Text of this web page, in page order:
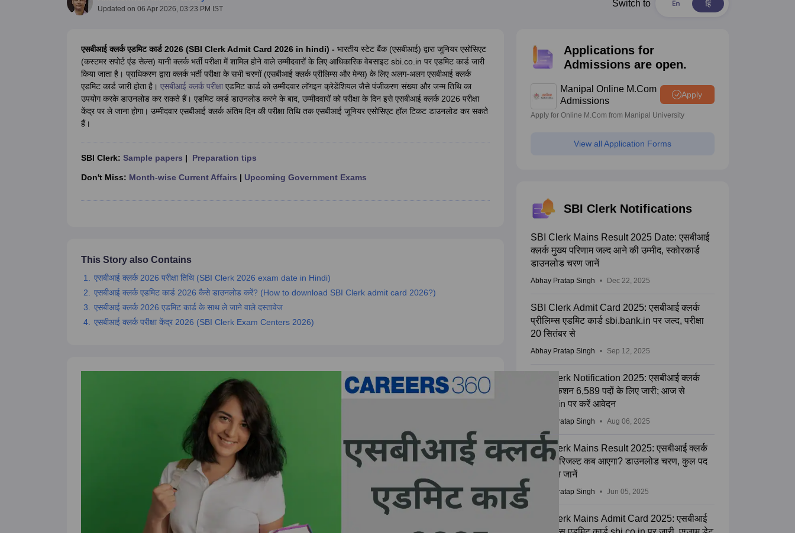
SSC CHSL Exam GuideSSC CGL Exam GuideCDS Exam Guide
UGC NET Exam OverviewUGC NET Application formUGC NET Admit CardUGC NET ResultUGC NET CutoffUGC NET SyllabusUGC NET Exam PatternUGC NET Question Papers
BPSC Exam OverviewBPSC Application formBPSC Admit CardBPSC ResultBPSC CutoffBPSC SyllabusBPSC Exam PatternBPSC Question Papers
Medicine and Allied Science
Animation and Design
Updated on 06 Apr 2026, 03:23 PM IST
Switch to
एसबीआई क्लर्क एडमिट कार्ड 2026 (SBI Clerk Admit Card 2026 in hindi) - भारतीय स्टेट बैंक (एसबीआई) द्वारा जूनियर एसोसिएट
(कस्टमर सपोर्ट एंड सेल्स) यानी क्लर्क भर्ती परीक्षा में शामिल होने वाले उम्मीदवारों के लिए आधिकारिक वेबसाइट sbi.co.in पर एडमिट कार्ड जारी
किया जाता है। प्राधिकरण द्वारा क्लर्क भर्ती परीक्षा के सभी चरणों (एसबीआई क्लर्क प्रीलिम्स और मेन्स) के लिए अलग-अलग एसबीआई क्लर्क
एडमिट कार्ड जारी होता है। एसबीआई क्लर्क परीक्षाएडमिट कार्ड को उम्मीदवार लॉगइन क्रेडेंशियल जैसे पंजीकरण संख्या और जन्म तिथि का
उपयोग करके डाउनलोड कर सकते हैं। एडमिट कार्ड डाउनलोड करने के बाद, उम्मीदवारों को परीक्षा के दिन इसे एसबीआई क्लर्क 2026 परीक्षा
केंद्र पर ले जाना होगा। उम्मीदवार एसबीआई क्लर्क अंतिम दिन की परीक्षा तिथि तक एसबीआई जूनियर एसोसिएट हॉल टिकट डाउनलोड कर सकते
हैं।
SBI Clerk: Sample papers | Preparation tips
Don't Miss: Month-wise Current Affairs | Upcoming Government Exams
This Story also Contains
एसबीआई क्लर्क 2026 परीक्षा तिथि (SBI Clerk 2026 exam date in Hindi)
एसबीआई क्लर्क एडमिट कार्ड 2026 कैसे डाउनलोड करें? (How to download SBI Clerk admit card 2026?)
एसबीआई क्लर्क 2026 एडमिट कार्ड के साथ ले जाने वाले दस्तावेज
एसबीआई क्लर्क परीक्षा केंद्र 2026 (SBI Clerk Exam Centers 2026)
Applications for
Admissions are open.
Manipal Online M.Com
Admissions
Apply
Apply for Online M.Com from Manipal University
View all Application Forms
SBI Clerk Notifications
SBI Clerk Mains Result 2025 Date: एसबीआई
क्लर्क मुख्य परिणाम जल्द आने की उम्मीद, स्कोरकार्ड
डाउनलोड चरण जानें
Abhay Pratap Singh Dec 22, 2025
SBI Clerk Admit Card 2025: एसबीआई क्लर्क
प्रीलिम्स एडमिट कार्ड sbi.bank.in पर जल्द, परीक्षा
20 सितंबर से
Abhay Pratap Singh Sep 12, 2025
SBI Clerk Notification 2025: एसबीआई क्लर्क
नोटिफिकेशन 6,589 पदों के लिए जारी; आज से
sbi.co.in पर करें आवेदन
Abhay Pratap Singh Aug 06, 2025
SBI Clerk Mains Result 2025: एसबीआई क्लर्क
मेन्स का रिजल्ट कब आएगा? डाउनलोड चरण, कुल पद
और वेतन जानें
Abhay Pratap Singh Jun 05, 2025
SBI Clerk Mains Admit Card 2025: एसबीआई